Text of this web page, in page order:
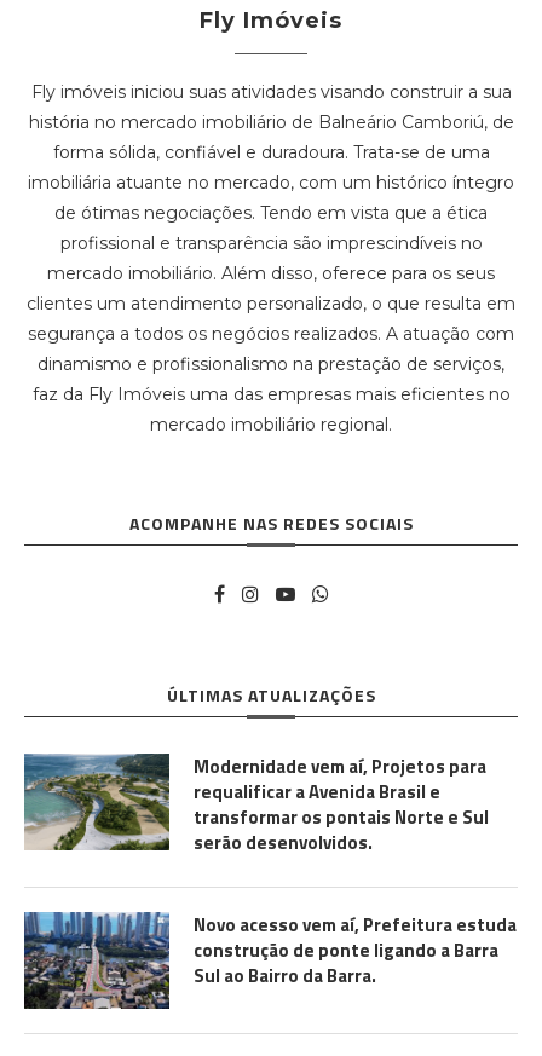
Fly Imóveis
Fly imóveis iniciou suas atividades visando construir a sua
história no mercado imobiliário de Balneário Camboriú, de
forma sólida, confiável e duradoura. Trata-se de uma
imobiliária atuante no mercado, com um histórico íntegro
de ótimas negociações. Tendo em vista que a ética
profissional e transparência são imprescindíveis no
mercado imobiliário. Além disso, oferece para os seus
clientes um atendimento personalizado, o que resulta em
segurança a todos os negócios realizados. A atuação com
dinamismo e profissionalismo na prestação de serviços,
faz da Fly Imóveis uma das empresas mais eficientes no
mercado imobiliário regional.
ACOMPANHE NAS REDES SOCIAIS
ÚLTIMAS ATUALIZAÇÕES
Modernidade vem aí, Projetos para
requalificar a Avenida Brasil e
transformar os pontais Norte e Sul
serão desenvolvidos.
Novo acesso vem aí, Prefeitura estuda
construção de ponte ligando a Barra
Sul ao Bairro da Barra.